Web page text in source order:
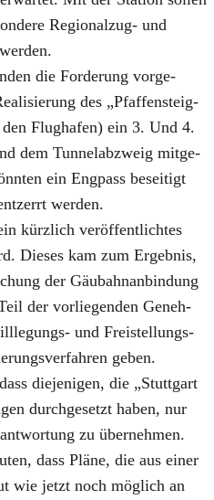
Regio­nal­zug- und
die For­de­rung vor­ge­
des „Pfaf­fen­steig­
Flug­ha­fen) ein 3. Und 4.
dem Tun­nel­ab­zweig mit­ge­
ein Eng­pass besei­tigt
wer­den.
kürz­lich ver­öf­fent­lich­tes
Die­ses kam zum Ergeb­nis,
der Gäu­bahn­an­bin­dung
der vor­lie­gen­den Geneh­
und Frei­stel­lungs­
geben.
die­je­ni­gen, die „Stutt­gart
durch­ge­setzt haben, nur
zu über­neh­men.
dass Plä­ne, die aus einer
wie jetzt noch mög­lich an